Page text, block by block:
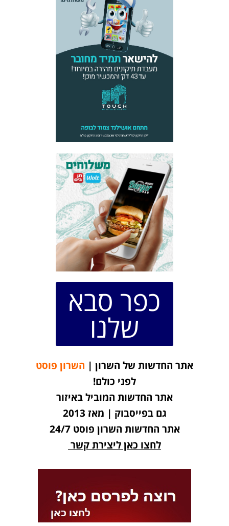
כפר סבא
שלנו
אתר החדשות של השרון | השרון פוסט
לפני כולם!
אתר החדשות המוביל באיזור
גם בפייסבוק | מאז 2013
אתר החדשות השרון פוסט 24/7
לחצו כאן ליצירת קשר